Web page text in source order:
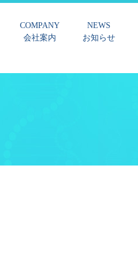
COMPANY
会社案内
NEWS
お知らせ